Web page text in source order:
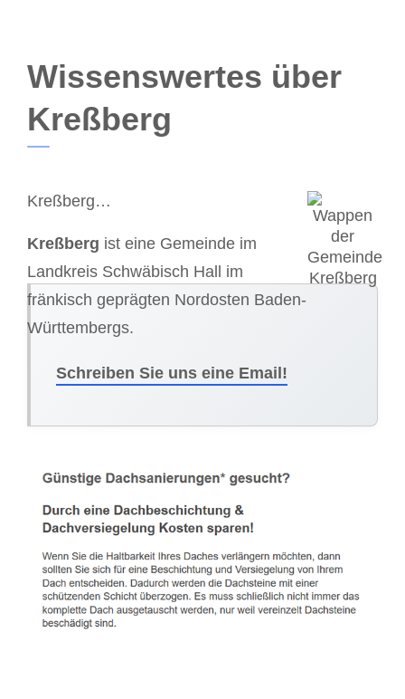
Wissenswertes über
Kreßberg
Kreßberg…
Kreßberg ist eine Gemeinde im
Landkreis Schwäbisch Hall im
fränkisch geprägten Nordosten Baden-
Württembergs.
Schreiben Sie uns eine Email!